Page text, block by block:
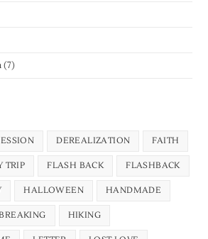
(7)
DEREALIZATION FAITH
TRIP FLASH BACK FLASHBACK
HALLOWEEN HANDMADE
HIKING